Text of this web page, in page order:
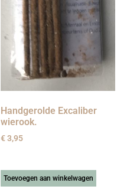
Handgerolde Excaliber
wierook.
€3,95
Toevoegen aan winkelwagen